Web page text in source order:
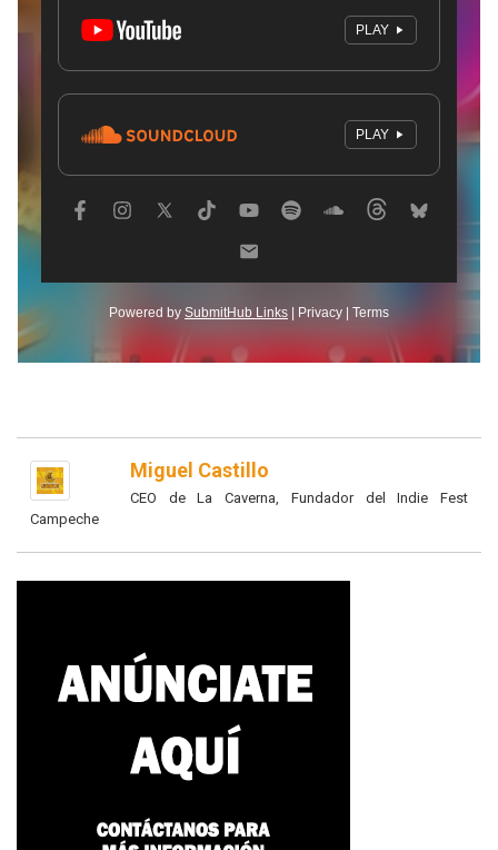
Miguel Castillo
CEO de La Caverna, Fundador del Indie Fest
Campeche